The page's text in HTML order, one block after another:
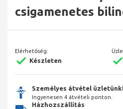
csigamenetes
Elérhetőség:
Készleten
Személyes átvétel
Ingyenesen 4 átvételi ponton.
Házhozszállítás